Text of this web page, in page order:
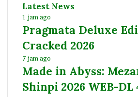
Latest News
1 jam ago
Pragmata Deluxe
Cracked 2026
7 jam ago
Made in Abyss:
Shinpi 2026 WEB-DL